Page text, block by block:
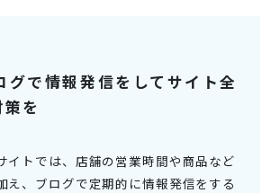
グで情報発信をしてサイト全
を
イトでは、店舗の営業時間や商品など
え、ブログで定期的に情報発信をする